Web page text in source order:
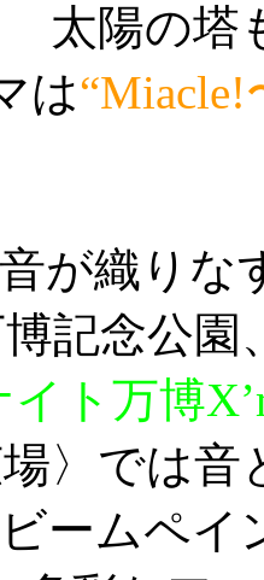
太陽の塔
は
が織りな
記念公園
イト万博
場〉では
ビームペ